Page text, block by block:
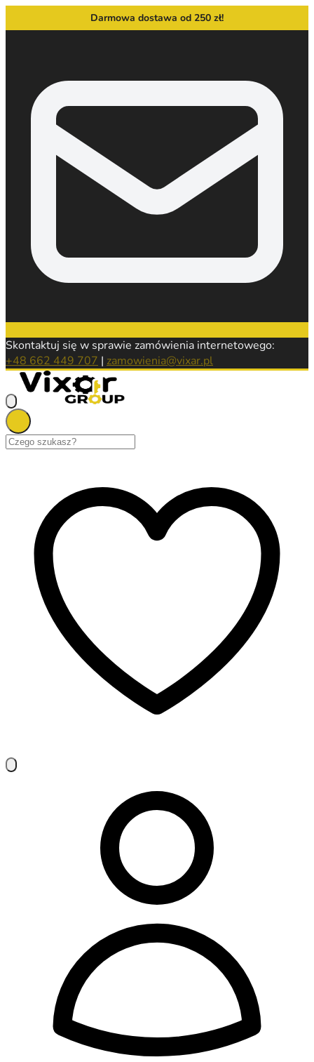
Darmowa dostawa od 250 zł!
Skontaktuj się w sprawie zamówienia internetowego:
+48 662 449 707 | zamowienia@vixar.pl